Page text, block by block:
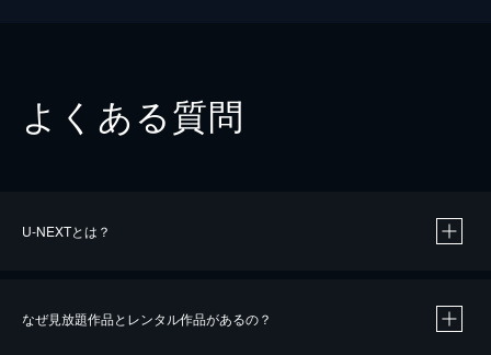
よくある質問
U-NEXTとは？
なぜ見放題作品とレンタル作品があるの？